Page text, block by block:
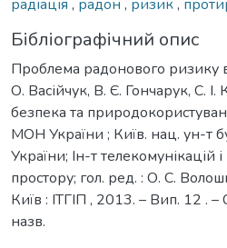
радіація , радон , ризик,
Бібліографічний опис
Проблема радонового ризику
О. Васійчук, В. Є. Гончарук, С. І.
безпека та
МОН України ; Київ. нац. ун-т
України; Ін-т телекомунікацій
простору; гол. ред. : О. С.
Київ : ІТГІП , 2013. – Вип. 12 . –
назв.